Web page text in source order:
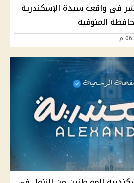
في واقعة سيدة الإسكندرية
المنوفية